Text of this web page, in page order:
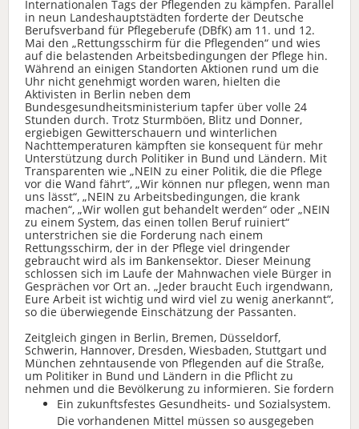
Internationalen Tags der Pflegenden zu kämpfen. Parallel
in neun Landeshauptstädten forderte der Deutsche
Berufsverband für Pflegeberufe (DBfK) am 11. und 12.
Mai den „Rettungsschirm für die Pflegenden“ und wies
auf die belastenden Arbeitsbedingungen der Pflege hin.
Während an einigen Standorten Aktionen rund um die
Uhr nicht genehmigt worden waren, hielten die
Aktivisten in Berlin neben dem
Bundesgesundheitsministerium tapfer über volle 24
Stunden durch. Trotz Sturmböen, Blitz und Donner,
ergiebigen Gewitterschauern und winterlichen
Nachttemperaturen kämpften sie konsequent für mehr
Unterstützung durch Politiker in Bund und Ländern. Mit
Transparenten wie „NEIN zu einer Politik, die die Pflege
vor die Wand fährt“, „Wir können nur pflegen, wenn man
uns lässt“, „NEIN zu Arbeitsbedingungen, die krank
machen“, „Wir wollen gut behandelt werden“ oder „NEIN
zu einem System, das einen tollen Beruf ruiniert“
unterstrichen sie die Forderung nach einem
Rettungsschirm, der in der Pflege viel dringender
gebraucht wird als im Bankensektor. Dieser Meinung
schlossen sich im Laufe der Mahnwachen viele Bürger in
Gesprächen vor Ort an. „Jeder braucht Euch irgendwann,
Eure Arbeit ist wichtig und wird viel zu wenig anerkannt“,
so die überwiegende Einschätzung der Passanten.
Zeitgleich gingen in Berlin, Bremen, Düsseldorf,
Schwerin, Hannover, Dresden, Wiesbaden, Stuttgart und
München zehntausende von Pflegenden auf die Straße,
um Politiker in Bund und Ländern in die Pflicht zu
nehmen und die Bevölkerung zu informieren. Sie fordern
Ein zukunftsfestes Gesundheits- und Sozialsystem.
Die vorhandenen Mittel müssen so ausgegeben